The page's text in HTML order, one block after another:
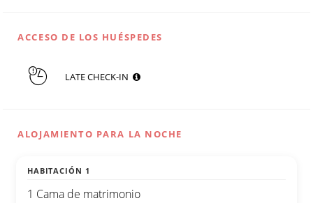
ACCESO DE LOS HUÉSPEDES
LATE CHECK-IN
ALOJAMIENTO PARA LA NOCHE
HABITACIÓN 1
1 Cama de matrimonio